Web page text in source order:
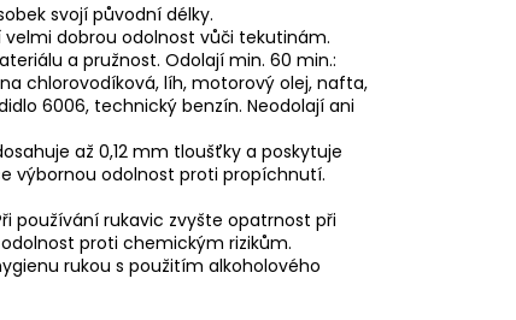
svojí původní délky.
velmi dobrou odolnost vůči tekutinám.
a pružnost. Odolají min. 60 min.:
chlorovodíková, líh, motorový olej, nafta,
6006, technický benzín. Neodolají ani
až 0,12 mm tloušťky a poskytuje
výbornou odolnost proti propíchnutí.
používání rukavic zvyšte opatrnost při
proti chemickým rizikům.
rukou s použitím alkoholového